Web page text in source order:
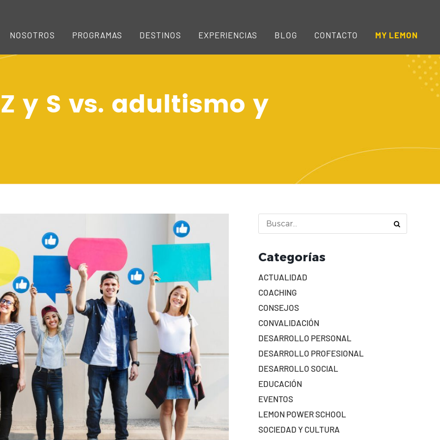
NOSOTROS PROGRAMAS DESTINOS EXPERIENCIAS BLOG CONTACTO MY LEMON
y S vs. adultismo y
Categorías
ACTUALIDAD
COACHING
CONSEJOS
CONVALIDACIÓN
DESARROLLO PERSONAL
DESARROLLO PROFESIONAL
DESARROLLO SOCIAL
EDUCACIÓN
EVENTOS
LEMON POWER SCHOOL
SOCIEDAD Y CULTURA